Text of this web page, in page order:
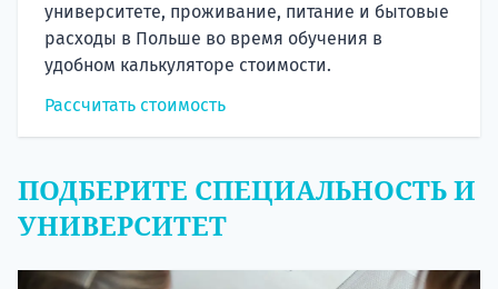
университете, проживание, питание и бытовые
расходы в Польше во время обучения в
удобном калькуляторе стоимости.
Рассчитать стоимость
ПОДБЕРИТЕ СПЕЦИАЛЬНОСТЬ И
УНИВЕРСИТЕТ